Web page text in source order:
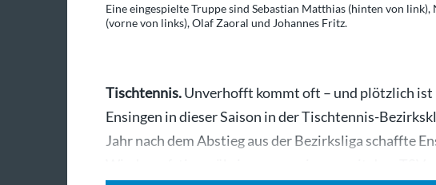
Eine eingespielte Truppe sind Sebastian Matthias (hinten von
(vorne von links), Olaf Zaoral und Johannes Fritz.
Tischtennis.Unverhofft kommt oft – und plötzlich ist
Ensingen in dieser Saison in der Tischtennis-
Jahr nach dem Abstieg aus der Bezirksliga schaffte